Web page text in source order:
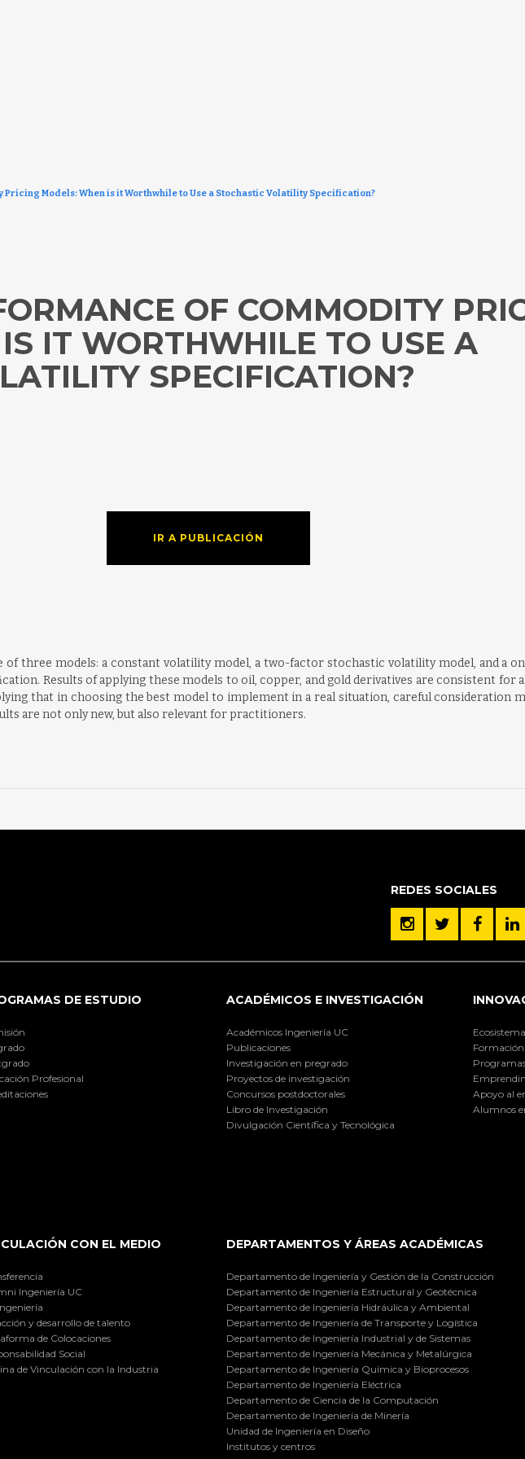
Models: When is it Worthwhile to Use a Stochastic Volatility Specification?
OF COMMODITY
IT WORTHWHILE TO USE A
SPECIFICATION?
IR A PUBLICACIÓN
three models: a constant volatility model, a two-factor stochastic volatility model, and a
Results of applying these models to oil, copper, and gold derivatives are consistent for
that in choosing the best model to implement in a real situation, careful consideration
are not only new, but also relevant for practitioners.
REDES SOCIALES
DE ESTUDIO
Profesional
ACADÉMICOS E INVESTIGACIÓN
Académicos Ingeniería UC
Publicaciones
Investigación en pregrado
Proyectos de investigación
Concursos postdoctorales
Libro de Investigación
Divulgación Científica y Tecnológica
Apoyo al
Alumnos
CON EL MEDIO
Ingeniería UC
y desarrollo de talento
de Colocaciones
Social
de Vinculación con la Industria
DEPARTAMENTOS Y ÁREAS ACADÉMICAS
Departamento de Ingeniería y Gestión de la Construcción
Departamento de Ingeniería Estructural y Geotécnica
Departamento de Ingeniería Hidráulica y Ambiental
Departamento de Ingeniería de Transporte y Logística
Departamento de Ingeniería Industrial y de Sistemas
Departamento de Ingeniería Mecánica y Metalúrgica
Departamento de Ingeniería Química y Bioprocesos
Departamento de Ingeniería Eléctrica
Departamento de Ciencia de la Computación
Departamento de Ingeniería de Minería
Unidad de Ingeniería en Diseño
Institutos y centros